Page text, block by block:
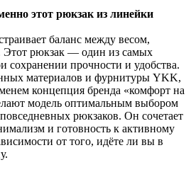
этот рюкзак из линейки
баланс между весом,
Этот рюкзак — один из самых
сохранении прочности и удобства.
материалов и фурнитуры YKK,
концепция бренда «комфорт на
модель оптимальным выбором
рюкзаков. Он сочетает
и готовность к активному
от того, идёте ли вы в